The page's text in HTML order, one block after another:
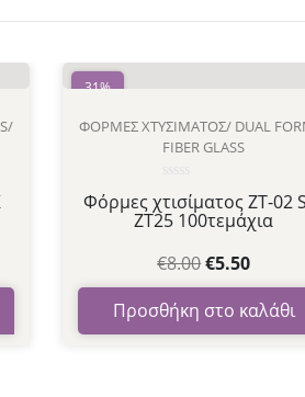
31%
ΦΌΡΜΕΣ ΧΤΥΣΊΜΑΤΟΣ/ DUAL
FIBER GLASS
Φόρμες χτισίματος ZT-02
ZT25 100τεμάχια
€8.00€5.50
Προσθήκη στο καλάθι
Βαθμολογήθηκε
με
0
5